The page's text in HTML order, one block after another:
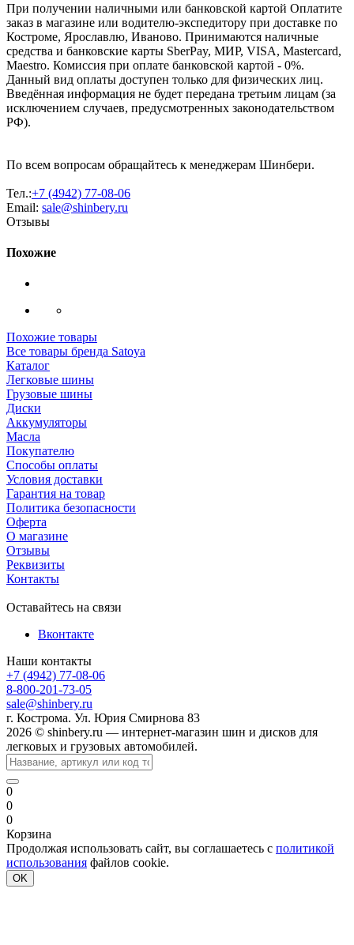
При получении наличными или банковской картой Оплатите
заказ в магазине или водителю-экспедитору при доставке по
Костроме, Ярославлю, Иваново. Принимаются наличные
средства и банковские карты SberPay, МИР, VISA, Mastercard,
Maestro. Комиссия при оплате банковской картой - 0%.
Данный вид оплаты доступен только для физических лиц.
Введённая информация не будет передана третьим лицам (за
исключением случаев, предусмотренных законодательством
РФ).
По всем вопросам обращайтесь к менеджерам Шинбери.
Тел.:+7 (4942) 77-08-06
Email: sale@shinbery.ru
Отзывы
Похожие
Похожие товары
Все товары бренда Satoya
Каталог
Легковые шины
Грузовые шины
Диски
Аккумуляторы
Масла
Покупателю
Способы оплаты
Условия доставки
Гарантия на товар
Политика безопасности
Оферта
О магазине
Отзывы
Реквизиты
Контакты
Оставайтесь на связи
Вконтакте
Наши контакты
+7 (4942) 77-08-06
8-800-201-73-05
sale@shinbery.ru
г. Кострома. Ул. Юрия Смирнова 83
2026 © shinbery.ru — интернет-магазин шин и дисков для
легковых и грузовых автомобилей.
0
0
0
Корзина
Продолжая использовать сайт, вы соглашаетесь с политикой
использования файлов cookie.
OK